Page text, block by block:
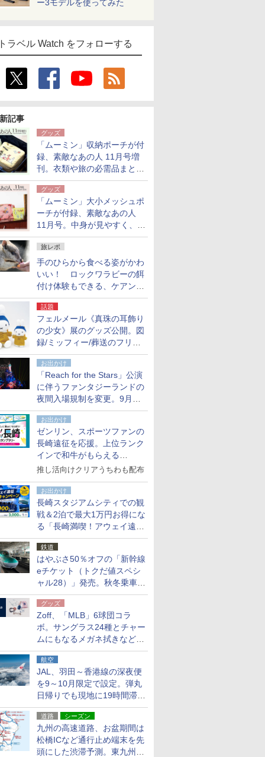
ー3モデルを使ってみた
ラベル Watch をフォローする
記事
グッズ
「ムーミン」収納ポーチが付
録、素敵なあの人 11月号増
刊。衣類や旅の必需品まとま
る大小2個セット
グッズ
「ムーミン」大小メッシュポ
ーチが付録、素敵なあの人
11月号。中身が見やすく、温
泉スパにも使える
旅レポ
手のひらから食べる姿がかわ
いい！ ロックワラビーの餌
付け体験もできる、ケアンズ
でアサートン高原の日本語ガ
イド付きツアーに参加してみ
た
話題
フェルメール《真珠の耳飾り
の少女》展のグッズ公開。図
録/ミッフィー/葬送のフリー
レンほか、注目ブランドコラ
ボが実現
お出かけ
「Reach for the Stars」公演
に伴うファンタジーランドの
夜間入場規制を変更。9月か
ら18時50分～20時ごろに
お出かけ
ゼンリン、スポーツファンの
長崎遠征を応援。上位ランク
インで和牛がもらえる
「GO！GO！長崎スタンプラ
推し活向けクリアうちわも配布
お出かけ
長崎スタジアムシティでの観
戦＆2泊で最大1万円お得にな
る「長崎満喫！アウェイ遠征
応援キャンペーン」
鉄道
はやぶさ50％オフの「新幹線
eチケット（トクだ値スペシ
ャル28）」発売。秋冬乗車
分、えきねっと限定
グッズ
Zoff、「MLB」6球団コラ
ボ。サングラス24種とチャー
ムにもなるメガネ拭きなど雑
貨24種
航空
JAL、羽田～香港線の深夜便
を9～10月限定で設定。弾丸
日帰りでも現地に19時間滞在
できる
道路 シーズン
九州の高速道路、お盆期間は
松橋ICなど通行止め端末を先
頭にした渋滞予測。東九州道